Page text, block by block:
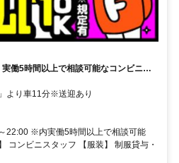
実働5時間以上で相談可能なコンビニス
より車11分※送迎あり
22:00 ※内実働5時間以上で相談可能
コンビニスタッフ 【服装】 制服貸与・